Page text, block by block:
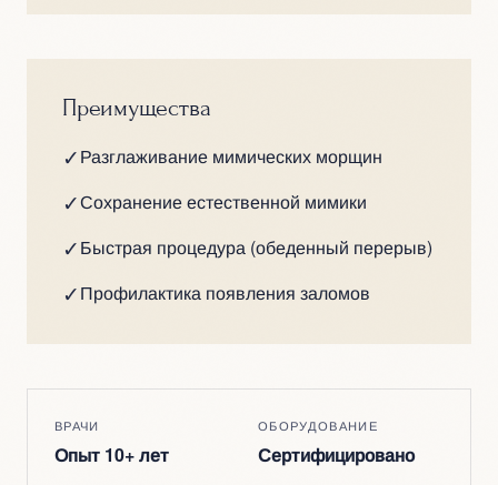
Преимущества
✓Разглаживание мимических морщин
✓Сохранение естественной мимики
✓Быстрая процедура (обеденный перерыв)
✓Профилактика появления заломов
ВРАЧИ
Опыт 10+ лет
ОБОРУДОВАНИЕ
Сертифицировано